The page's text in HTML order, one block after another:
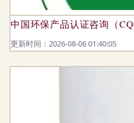
中国环保产品认证咨询（
更新时间：2026-08-06 01:40:05